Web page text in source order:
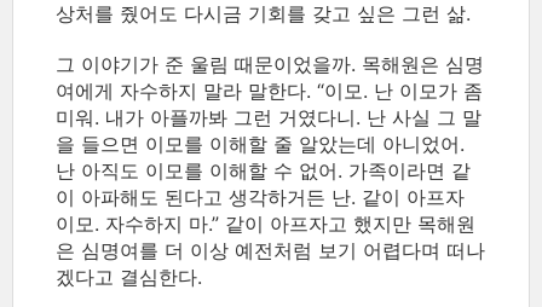
상처를 줬어도 다시금 기회를 갖고 싶은 그런 삶.
그 이야기가 준 울림 때문이었을까. 목해원은 심명
여에게 자수하지 말라 말한다. “이모. 난 이모가 좀
미워. 내가 아플까봐 그런 거였다니. 난 사실 그 말
을 들으면 이모를 이해할 줄 알았는데 아니었어.
난 아직도 이모를 이해할 수 없어. 가족이라면 같
이 아파해도 된다고 생각하거든 난. 같이 아프자
이모. 자수하지 마.” 같이 아프자고 했지만 목해원
은 심명여를 더 이상 예전처럼 보기 어렵다며 떠나
겠다고 결심한다.